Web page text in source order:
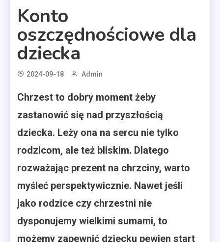
Konto
oszczędnościowe dla
dziecka
2024-09-18 Admin
Chrzest to dobry moment żeby
zastanowić się nad przyszłością
dziecka. Leży ona na sercu nie tylko
rodzicom, ale też bliskim. Dlatego
rozważając prezent na chrzciny, warto
myśleć perspektywicznie. Nawet jeśli
jako rodzice czy chrzestni nie
dysponujemy wielkimi sumami, to
możemy zapewnić dziecku pewien start